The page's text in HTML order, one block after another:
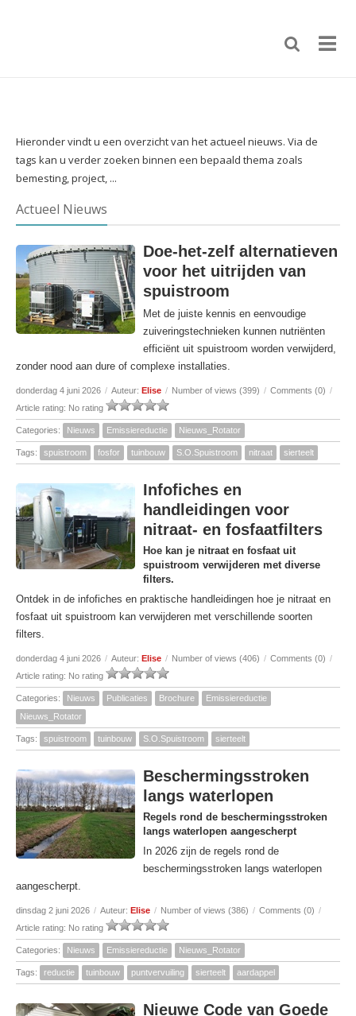
Hieronder vindt u een overzicht van het actueel nieuws. Via de
tags kan u verder zoeken binnen een bepaald thema zoals
bemesting, project, ...
Actueel Nieuws
Doe-het-zelf alternatieven
voor het uitrijden van
spuistroom
Met de juiste kennis en eenvoudige
zuiveringstechnieken kunnen nutriënten
efficiënt uit spuistroom worden verwijderd,
zonder nood aan dure of complexe installaties.
donderdag 4 juni 2026 / Auteur: Elise / Number of views (399) / Comments (0) /
Article rating: No rating
Categories: Nieuws Emissiereductie Nieuws_Rotator
Tags: spuistroom fosfor tuinbouw S.O.Spuistroom nitraat sierteelt
Infofiches en
handleidingen voor
nitraat- en fosfaatfilters
Hoe kan je nitraat en fosfaat uit
spuistroom verwijderen met diverse
filters.
Ontdek in de infofiches en praktische handleidingen hoe je nitraat en
fosfaat uit spuistroom kan verwijderen met verschillende soorten
filters.
donderdag 4 juni 2026 / Auteur: Elise / Number of views (406) / Comments (0) /
Article rating: No rating
Categories: Nieuws Publicaties Brochure
Emissiereductie
Nieuws_Rotator
Tags: spuistroom tuinbouw S.O.Spuistroom sierteelt
Beschermingsstroken
langs waterlopen
Regels rond de beschermingsstroken
langs waterlopen aangescherpt
In 2026 zijn de regels rond de
beschermingsstroken langs waterlopen
aangescherpt.
dinsdag 2 juni 2026 / Auteur: Elise / Number of views (386) / Comments (0) /
Article rating: No rating
Categories: Nieuws Emissiereductie Nieuws_Rotator
Tags: reductie tuinbouw puntvervuiling sierteelt aardappel
Nieuwe Code van Goede